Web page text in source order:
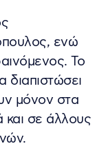
ενώ
Το
διαπιστώσει
μόνον στα
και σε άλλους